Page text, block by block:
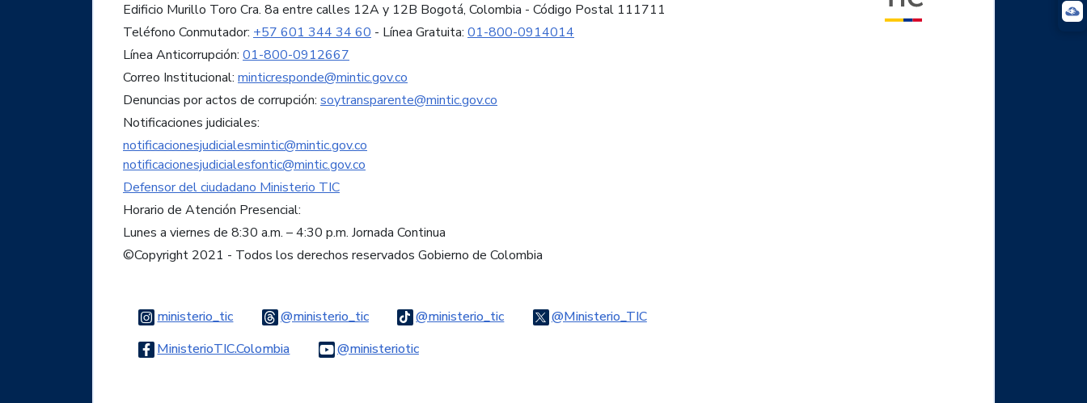
Edificio Murillo Toro Cra. 8a entre calles 12A y 12B Bogotá, Colombia - Código Postal 111711
Teléfono Conmutador: +57 601 344 34 60 - Línea Gratuita: 01-800-0914014
Línea Anticorrupción: 01-800-0912667
Correo Institucional: minticresponde@mintic.gov.co
Denuncias por actos de corrupción: soytransparente@mintic.gov.co
Notificaciones judiciales:
notificacionesjudicialesmintic@mintic.gov.co
notificacionesjudicialesfontic@mintic.gov.co
Defensor del ciudadano Ministerio TIC
Horario de Atención Presencial:
Lunes a viernes de 8:30 a.m. – 4:30 p.m. Jornada Continua
©Copyright 2021 - Todos los derechos reservados Gobierno de Colombia
ministerio_ticLogo Instagram@ministerio_ticLogo Threads@ministerio_ticLogo Tiktok@Ministerio_TICLogo Twitter
MinisterioTIC.ColombiaLogo Facebook@ministerioticLogo Youtube